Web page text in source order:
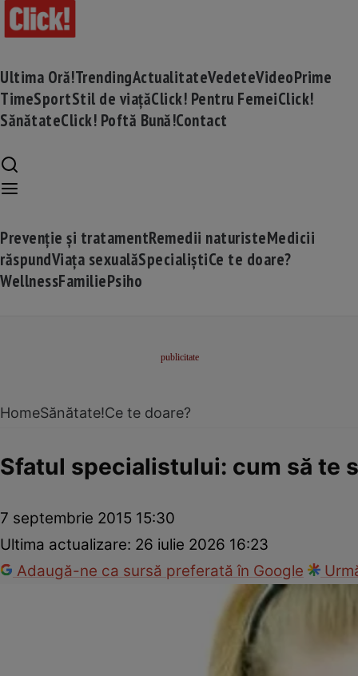
Ultima Oră!TrendingActualitateVedeteVideoPrime
TimeSportStil de viațăClick! Pentru FemeiClick!
SănătateClick! Poftă Bună!Contact
Prevenție și tratamentRemedii naturisteMedicii
răspundViața sexualăSpecialiștiCe te doare?
WellnessFamiliePsiho
HomeSănătate!Ce te doare?
Sfatul specialistului: cum să te
7 septembrie 2015 15:30
Ultima actualizare: 26 iulie 2026 16:23
Adaugă-ne ca sursă preferată în Google